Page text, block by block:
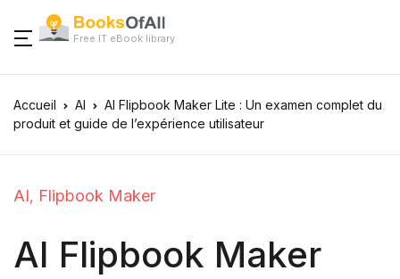
Free IT eBook library
Accueil AI
AI Flipbook Maker Lite : Un examen complet du
produit et guide de l’expérience utilisateur
AI, Flipbook Maker
AI Flipbook Maker